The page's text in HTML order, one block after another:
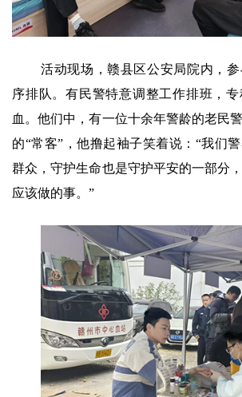
活动现场，赣县区公安局院内，
序排队。有民警特意调整工作排班，
血。他们中，有一位十余年警龄的老民
的“常客”，他撸起袖子笑着说：“我们
群众，守护生命也是守护平安的一部分
应该做的事。”